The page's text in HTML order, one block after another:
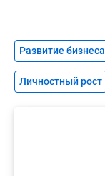
Развитие бизнеса
Личностный рост